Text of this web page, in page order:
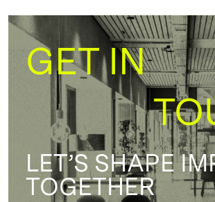
GET IN
LET’S SHAPE
TOGETHER